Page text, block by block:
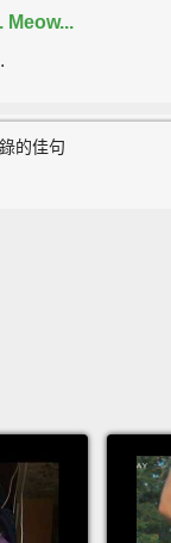
Meow...
shake them,
甩不掉她們囉!
的佳句